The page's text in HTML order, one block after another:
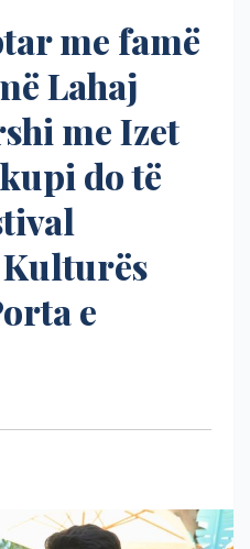
me famë
Lahaj
me Izet
do të
e